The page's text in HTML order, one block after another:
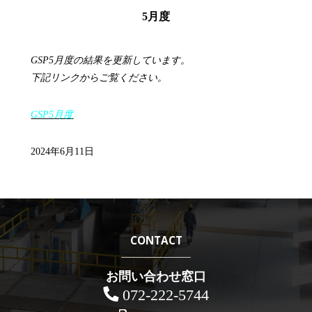
5月度
GSP5月度の結果を更新しています。
下記リンクからご覧ください。
GSP5月度
2024年6月11日
CONTACT
お問い合わせ窓口
072-222-5744